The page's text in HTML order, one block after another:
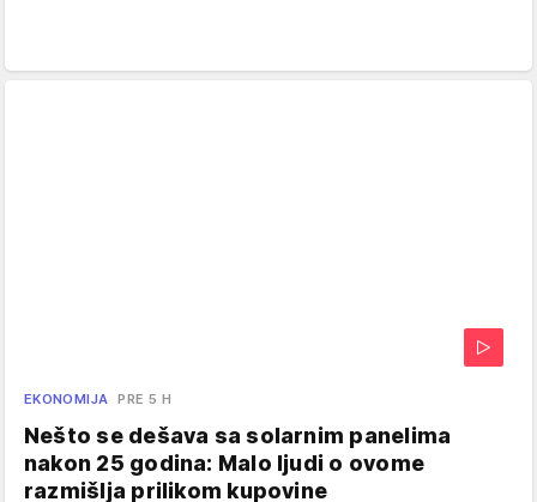
EKONOMIJA PRE 5 H
Nešto se dešava sa solarnim panelima
nakon 25 godina: Malo ljudi o ovome
razmišlja prilikom kupovine